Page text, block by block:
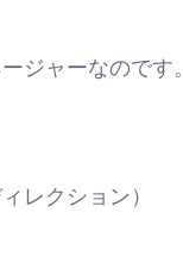
ジャーなのです。
レクション）